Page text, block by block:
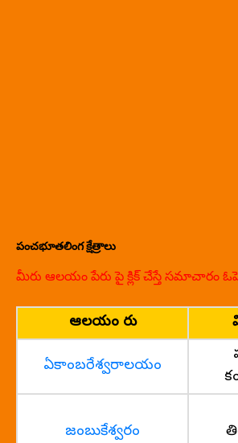
పంచభూతలింగ క్షేత్రాలు
మీరు ఆలయం పేరు పై క్లిక్ చేస్తే సమాచారం
ఆలయం పేరు
ఏకాంబరేశ్వరాలయం
జంబుకేశ్వరం